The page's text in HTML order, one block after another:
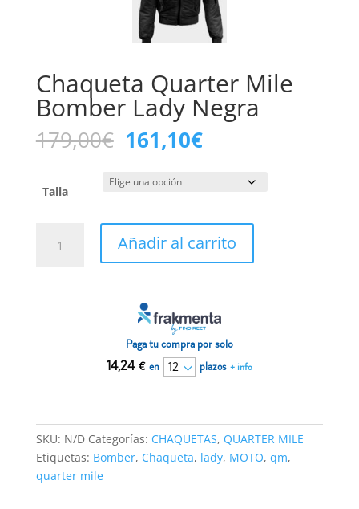
Chaqueta Quarter Mile
Bomber Lady Negra
179,00€ El
precio
original
era:
161,10€El
precio
actual
Talla
Quarter
Añadir al carrito
Paga tu compra por solo
14,24 € en plazos + info
SKU: N/D Categorías: CHAQUETAS, QUARTER MILE
Etiquetas: Bomber, Chaqueta, lady, MOTO, qm,
quarter mile